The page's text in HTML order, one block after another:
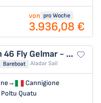
von pro Woche
3.936,08 €
46 Fly Gelmar - A/C, Generator, Water maker
Bareboat Aladar Sail
→
Cannigione
Quatu